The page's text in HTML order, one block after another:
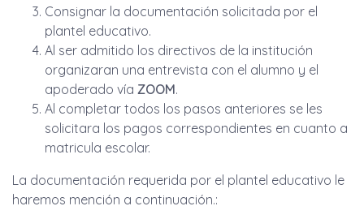
Consignar la documentación solicitada por el
plantel educativo.
Al ser admitido los directivos de la institución
organizaran una entrevista con el alumno y el
apoderado vía ZOOM.
Al completar todos los pasos anteriores se les
solicitara los pagos correspondientes en cuanto a
matricula escolar.
La documentación requerida por el plantel educativo le
haremos mención a continuación.: